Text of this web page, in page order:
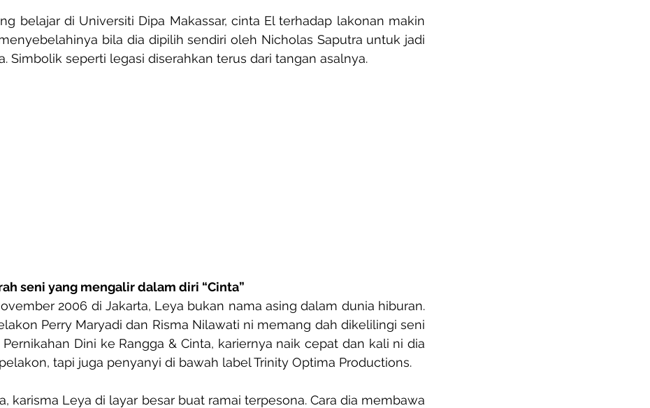
belajar di Universiti Dipa Makassar, cinta El terhadap lakonan makin
bila dia dipilih sendiri oleh Nicholas Saputra untuk jadi
Simbolik seperti legasi diserahkan terus dari tangan asalnya.
seni yang mengalir dalam diri “Cinta”
2006 di Jakarta, Leya bukan nama asing dalam dunia hiburan.
Perry Maryadi dan Risma Nilawati ni memang dah dikelilingi seni
Dini ke Rangga & Cinta, kariernya naik cepat dan kali ni dia
tapi juga penyanyi di bawah label Trinity Optima Productions.
karisma Leya di layar besar buat ramai terpesona. Cara dia membawa